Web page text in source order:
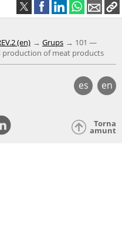
(en) Grups
101 —
production of meat products
es en
Torna
amunt